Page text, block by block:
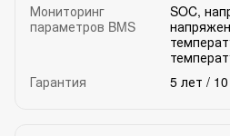
Мониторинг
параметров BMS
SOC,
Гарантия
5 лет /